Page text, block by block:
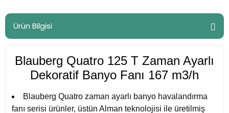
Ürün Bilgisi
Blauberg Quatro 125 T Zaman Ayarlı
Dekoratif Banyo Fanı 167 m3/h
Blauberg Quatro zaman ayarlı banyo havalandırma
fanı serisi ürünler, üstün Alman teknolojisi ile üretilmiş